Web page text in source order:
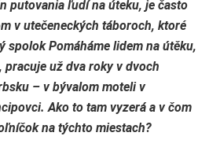
putovania ľudí na úteku, je často
v utečeneckých táboroch, ktoré
spolok Pomáháme lidem na útěku,
pracuje už dva roky v dvoch
– v bývalom moteli v
Ako to tam vyzerá a v čom
na týchto miestach?